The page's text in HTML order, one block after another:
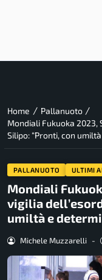
Home / Pallanuoto /
Mondiali Fukuoka
Silipo: “Pronti, con
PALLANUOTO ULTIMI
Mondiali
vigilia
umiltà e
Michele Muzzarelli -